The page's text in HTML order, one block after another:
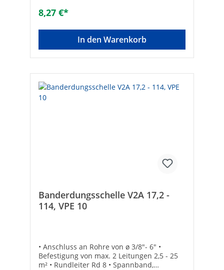
8,27 €*
In den Warenkorb
Banderdungsschelle V2A 17,2 -
114, VPE 10
• Anschluss an Rohre von ø 3/8"- 6" •
Befestigung von max. 2 Leitungen 2,5 - 25
m² • Rundleiter Rd 8 • Spannband,